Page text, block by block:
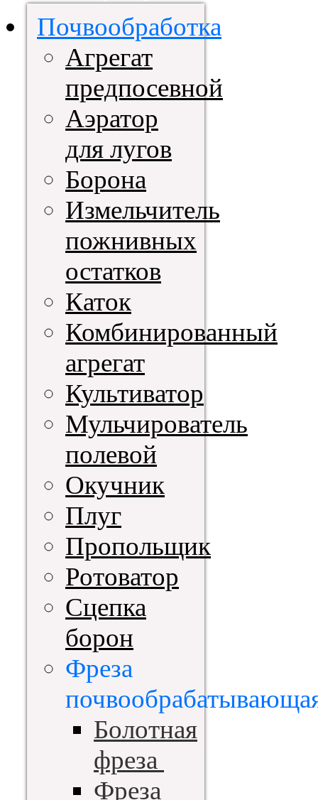
Почвообработка
Агрегат
предпосевной
Аэратор
для лугов
Борона
Измельчитель
пожнивных
остатков
Каток
Комбинированный
агрегат
Культиватор
Мульчирователь
полевой
Окучник
Плуг
Пропольщик
Ротоватор
Сцепка
борон
Фреза
Болотная
фреза
Фреза